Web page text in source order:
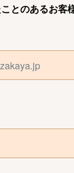
とのあるお客